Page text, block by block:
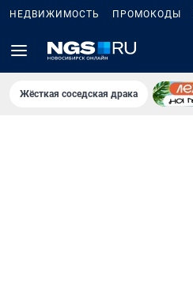
НЕДВИЖИМОСТЬ ПРОМОКОДЫ
Жёсткая соседская драка